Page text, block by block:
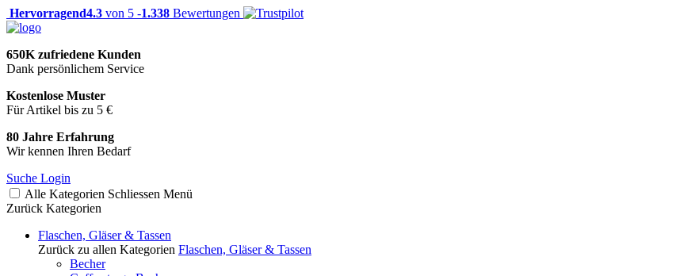
Hervorragend4.3 von 5 -1.338 Bewertungen
650K zufriedene Kunden
Dank persönlichem Service
Kostenlose Muster
Für Artikel bis zu 5 €
80 Jahre Erfahrung
Wir kennen Ihren Bedarf
Suche Login
Alle Kategorien Schliessen Menü
Zurück Kategorien
Flaschen, Gläser & Tassen
Zurück zu allen Kategorien Flaschen, Gläser & Tassen
Becher